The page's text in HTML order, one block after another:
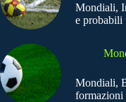
Mondiali,
e probabili
Mondiali,
formazioni